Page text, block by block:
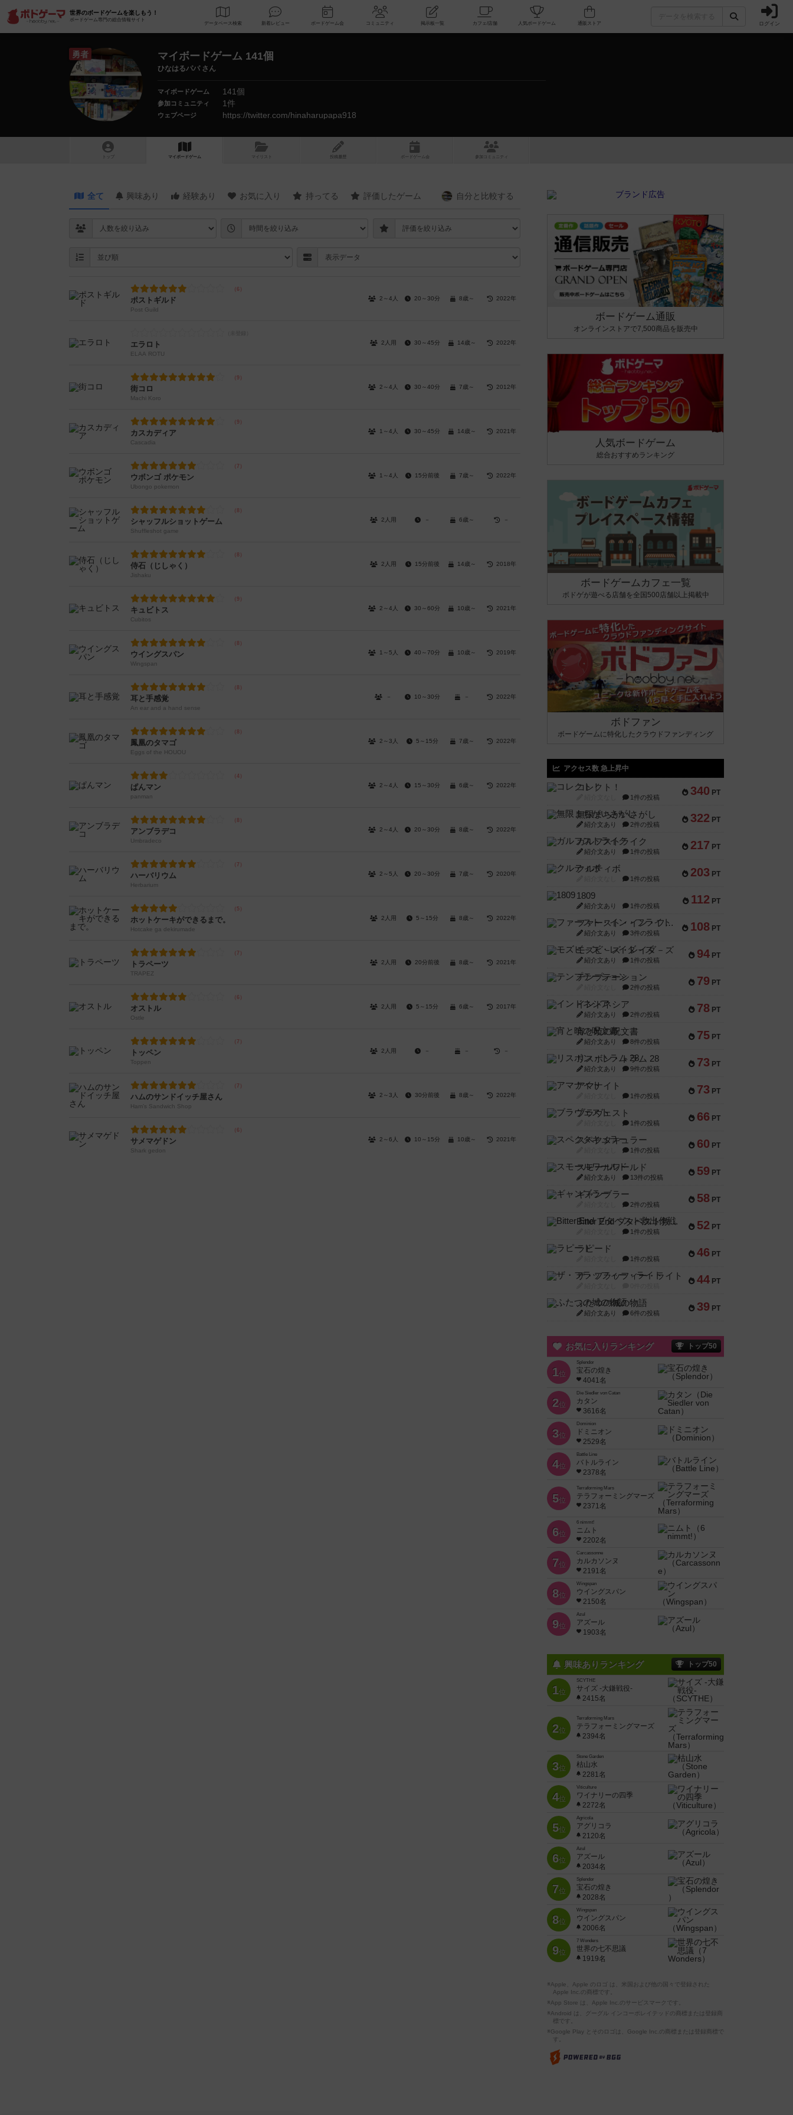
世界のボードゲームを楽しもう！
ボードゲーム専門の総合情報サイト
データベース 検索 新着レビュー ボードゲーム会 コミュニティ 掲示板一覧 カフェ/店舗 人気ボードゲーム ログイン
勇者 マイボードゲーム 141個
ひなはるパパ さん
マイボードゲーム 141個
参加コミュニティ 1件
ウェブページ https://twitter.com/hinaharupapa918
トップ マイボードゲーム マイリスト 投稿履歴 ボ ドゲ ーム コミュニティ
全て 興味あり 経験あり お気に入り 持ってる 評価したゲーム 自分と 比較する
ポストギルド
Post Guild
2～4人 20～30分 8歳～ 2022年
エラロト
ELÄÄ ROTU
2人用 30～45分 14歳～ 2022年
街コロ
Machi Koro
2～4人 30～40分 7歳～ 2012年
カスカディア
Cascadia
1～4人 30～45分 14歳～ 2021年
ウボンゴ ポケモン
Ubongo pokemon
1～4人 15分前後 7歳～ 2022年
シャッフルショットゲーム
Shuffleshot game
2人用 － 6歳～ －
侍石（じしゃく）
Jishaku
2人用 15分前後 14歳～ 2018年
キュビトス
Cubitos
2～4人 30～60分 10歳～ 2021年
ウイングスパン
Wingspan
1～5人 40～70分 10歳～ 2019年
耳と手感覚
An ear and a hand sense
－ 10～30分 － 2022年
鳳凰のタマゴ
Eggs of the HOUOU
2～3人 5～15分 7歳～ 2022年
ぱんマン
panman
2～4人 15～30分 6歳～ 2022年
アンブラデコ
Umbradeco
2～4人 20～30分 8歳～ 2022年
ハーバリウム
Herbarium
2～5人 20～30分 7歳～ 2020年
ホットケーキができるまで。
Hotcake ga dekirumade
2人用 5～15分 8歳～ 2022年
トラペーツ
TRAPEZ
2人用 20分前後 8歳～ 2021年
オストル
Ostle
2人用 5～15分 6歳～ 2017年
トッペン
Toppen
2人用 － － －
ハムのサンドイッチ屋さん
Ham’s Sandwich Shop
2～3人 30分前後 8歳～ 2022年
サメマゲドン
Shark gedon
2～6人 10～15分 10歳～ 2021年
ボードゲーム通販
オンラインストアで7,500商品を販売中
人気ボードゲーム
総合おすすめランキング
ボードゲームカフェ一覧
ボドゲが遊べる店舗を全国500店舗以上掲載中
ボドファン
ボードゲームに特化したクラウドファンディング
アクセス数 急上昇中
340 PT
コレクト！
1件の投稿
322 PT
無限まちがいさがし
紹介文あり 2件の投稿
217 PT
ガルフストライク
紹介文あり 1件の投稿
203 PT
クルティボ
1件の投稿
112 PT
1809
紹介文あり 1件の投稿
108 PT
ファースト・イン・フライト
紹介文あり 3件の投稿
94 PT
モズビ－ズ・レイダ－ズ
紹介文あり 1件の投稿
79 PT
テンプテーション
2件の投稿
78 PT
インドネシア
紹介文あり 2件の投稿
75 PT
宵と暁の呪文書
紹介文あり 8件の投稿
73 PT
リスボン・トラム 28
紹介文あり 9件の投稿
73 PT
アマナイト
1件の投稿
66 PT
ブラヴェスト
1件の投稿
60 PT
スペクタキュラー
1件の投稿
59 PT
スモールワールド
紹介文あり 13件の投稿
58 PT
ギャンブラー
2件の投稿
52 PT
Bitter End ブタペスト救出作戦
1件の投稿
46 PT
ラピード
1件の投稿
44 PT
ザ・フラッフィー・ライト
39 PT
ふたつの城の物語
紹介文あり 6件の投稿
お気に入りランキング トップ50
1位
Splendor
宝石の煌き
4041名
2位
Die Siedler von Catan
カタン
3616名
3位
Dominion
ドミニオン
2529名
4位
Battle Line
バトルライン
2378名
5位
Terraforming Mars
テラフォーミングマーズ
2371名
6位
6 nimmt!
ニムト
2202名
7位
Carcassonne
カルカソンヌ
2191名
8位
Wingspan
ウイングスパン
2150名
9位
Azul
アズール
1903名
興味ありランキング トップ50
1位
SCYTHE
サイズ -大鎌戦役-
2415名
2位
Terraforming Mars
テラフォーミングマーズ
2394名
3位
Stone Garden
枯山水
2281名
4位
Viticulture
ワイナリーの四季
2272名
5位
Agricola
アグリコラ
2120名
6位
Azul
アズール
2034名
7位
Splendor
宝石の煌き
2028名
8位
Wingspan
ウイングスパン
2006名
9位
7 Wonders
世界の七不思議
1919名
※Apple、Apple のロゴ は、米国および他の国々で登録された
Apple Inc.の商標です。
※App Store は、Apple Inc.のサービスマークです。
※Android は、グーグル インコーポレイテッドの商標または登録商
標です。
※Google Play とそのロゴは、Google Inc.の商標または登録商標で
す。